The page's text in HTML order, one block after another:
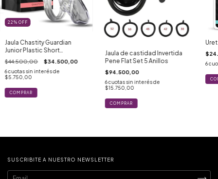
22 % OFF
Jaula Chastity Guardian
Junior Plastic Short
Transparent
$44.500,00 $34.500,00
6cuotas sin interés de
$5.750,00
Jaula de castidad Invertida
Pene Flat Set 5 Anillos
$94.500,00
6cuotas sin interés de
$15.750,00
6
SUSCRIBITE A NUESTRO NEWSLETTER